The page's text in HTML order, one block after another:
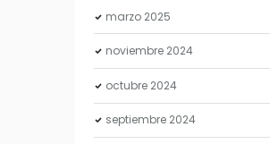
marzo 2025
noviembre 2024
octubre 2024
septiembre 2024